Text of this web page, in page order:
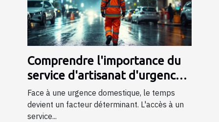
Comprendre l'importance du
service d'artisanat d'urgence
24/7
Face à une urgence domestique, le temps
devient un facteur déterminant. L'accès à un
service...